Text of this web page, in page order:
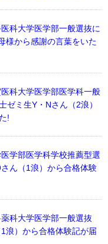
科大学医学部一般選抜に
様から感謝の言葉をいた
科大学医学部医学科一般
ゼミ生Y・Nさん（2浪）
!
学部医学科学校推薦型選
ん（1浪）から合格体験
科大学医学部一般選抜
浪）から合格体験記が届